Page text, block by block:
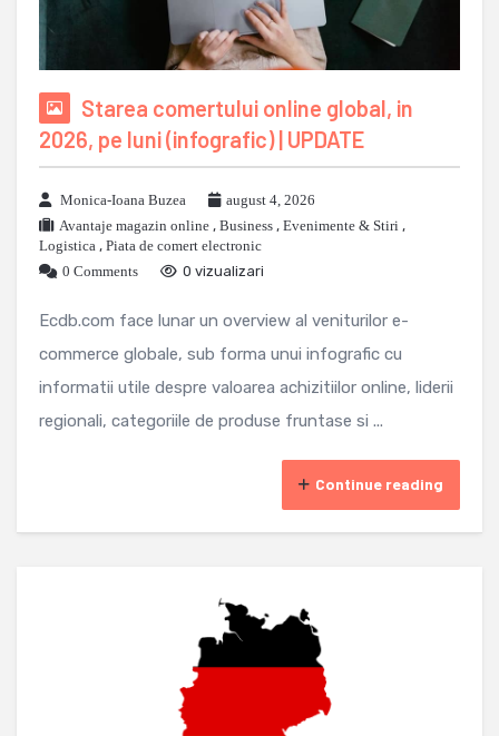
Starea comertului online global, in
2026, pe luni (infografic) | UPDATE
Monica-Ioana Buzea
august 4, 2026
Avantaje magazin online , Business , Evenimente & Stiri ,
Logistica , Piata de comert electronic
0 Comments
0 vizualizari
Ecdb.com face lunar un overview al veniturilor e-
commerce globale, sub forma unui infografic cu
informatii utile despre valoarea achizitiilor online, liderii
regionali, categoriile de produse fruntase si ...
Continue reading